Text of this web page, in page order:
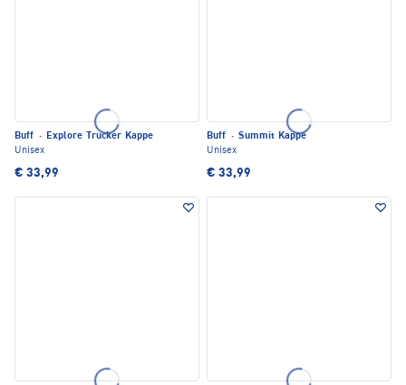
Buff · Explore Trucker Kappe
Unisex
€ 33,99
Buff · Summit Kappe
Unisex
€ 33,99